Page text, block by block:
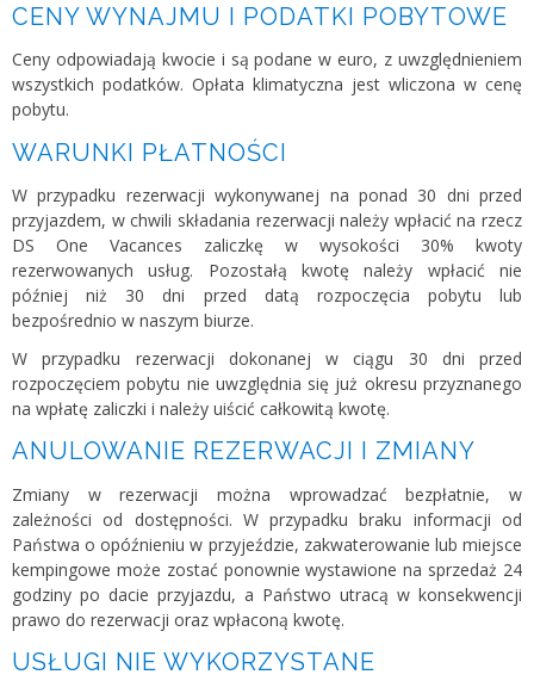
CENY WYNAJMU I PODATKI POBYTOWE
Ceny odpowiadają kwocie i są podane w euro, z uwzględnieniem
wszystkich podatków. Opłata klimatyczna jest wliczona w cenę
pobytu.
WARUNKI PŁATNOŚCI
W przypadku rezerwacji wykonywanej na ponad 30 dni przed
przyjazdem, w chwili składania rezerwacji należy wpłacić na rzecz
DS One Vacances zaliczkę w wysokości 30% kwoty
rezerwowanych usług. Pozostałą kwotę należy wpłacić nie
później niż 30 dni przed datą rozpoczęcia pobytu lub
bezpośrednio w naszym biurze.
W przypadku rezerwacji dokonanej w ciągu 30 dni przed
rozpoczęciem pobytu nie uwzględnia się już okresu przyznanego
na wpłatę zaliczki i należy uiścić całkowitą kwotę.
ANULOWANIE REZERWACJI I ZMIANY
Zmiany w rezerwacji można wprowadzać bezpłatnie, w
zależności od dostępności. W przypadku braku informacji od
Państwa o opóźnieniu w przyjeździe, zakwaterowanie lub miejsce
kempingowe może zostać ponownie wystawione na sprzedaż 24
godziny po dacie przyjazdu, a Państwo utracą w konsekwencji
prawo do rezerwacji oraz wpłaconą kwotę.
USŁUGI NIE WYKORZYSTANE